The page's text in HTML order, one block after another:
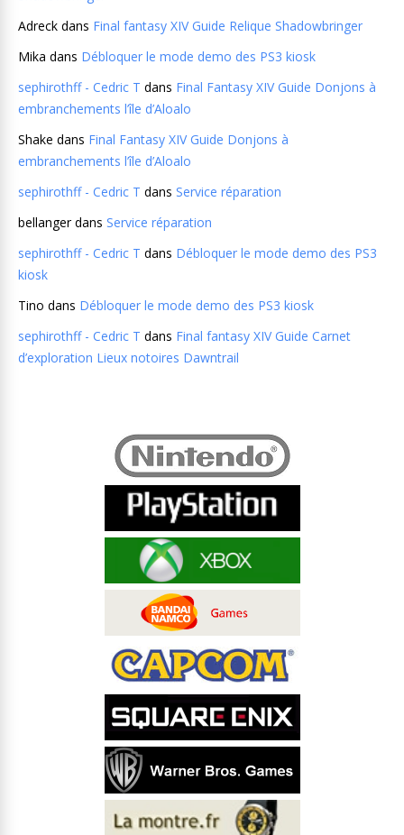
Adreck dans Final fantasy XIV Guide Relique Shadowbringer
Mika dans Débloquer le mode demo des PS3 kiosk
sephirothff - Cedric T dans Final Fantasy XIV Guide Donjons à
embranchements l’île d’Aloalo
Shake dans Final Fantasy XIV Guide Donjons à
embranchements l’île d’Aloalo
sephirothff - Cedric T dans Service réparation
bellangerdans Service réparation
sephirothff - Cedric T dans Débloquer le mode demo des PS3
kiosk
Tino dans Débloquer le mode demo des PS3 kiosk
sephirothff - Cedric T dans Final fantasy XIV Guide Carnet
d’exploration Lieux notoires Dawntrail